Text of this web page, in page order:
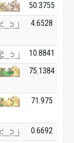
50.3755
4.6528
10.8841
75.1384
71.975
0.6692